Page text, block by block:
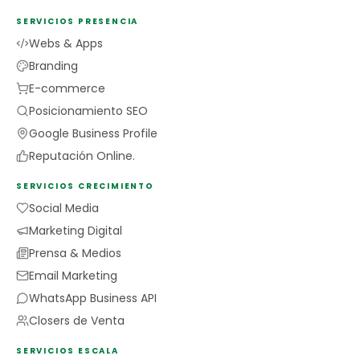
SERVICIOS PRESENCIA
Webs & Apps
Branding
E-commerce
Posicionamiento SEO
Google Business Profile
Reputación Online.
SERVICIOS CRECIMIENTO
Social Media
Marketing Digital
Prensa & Medios
Email Marketing
WhatsApp Business API
Closers de Venta
SERVICIOS ESCALA